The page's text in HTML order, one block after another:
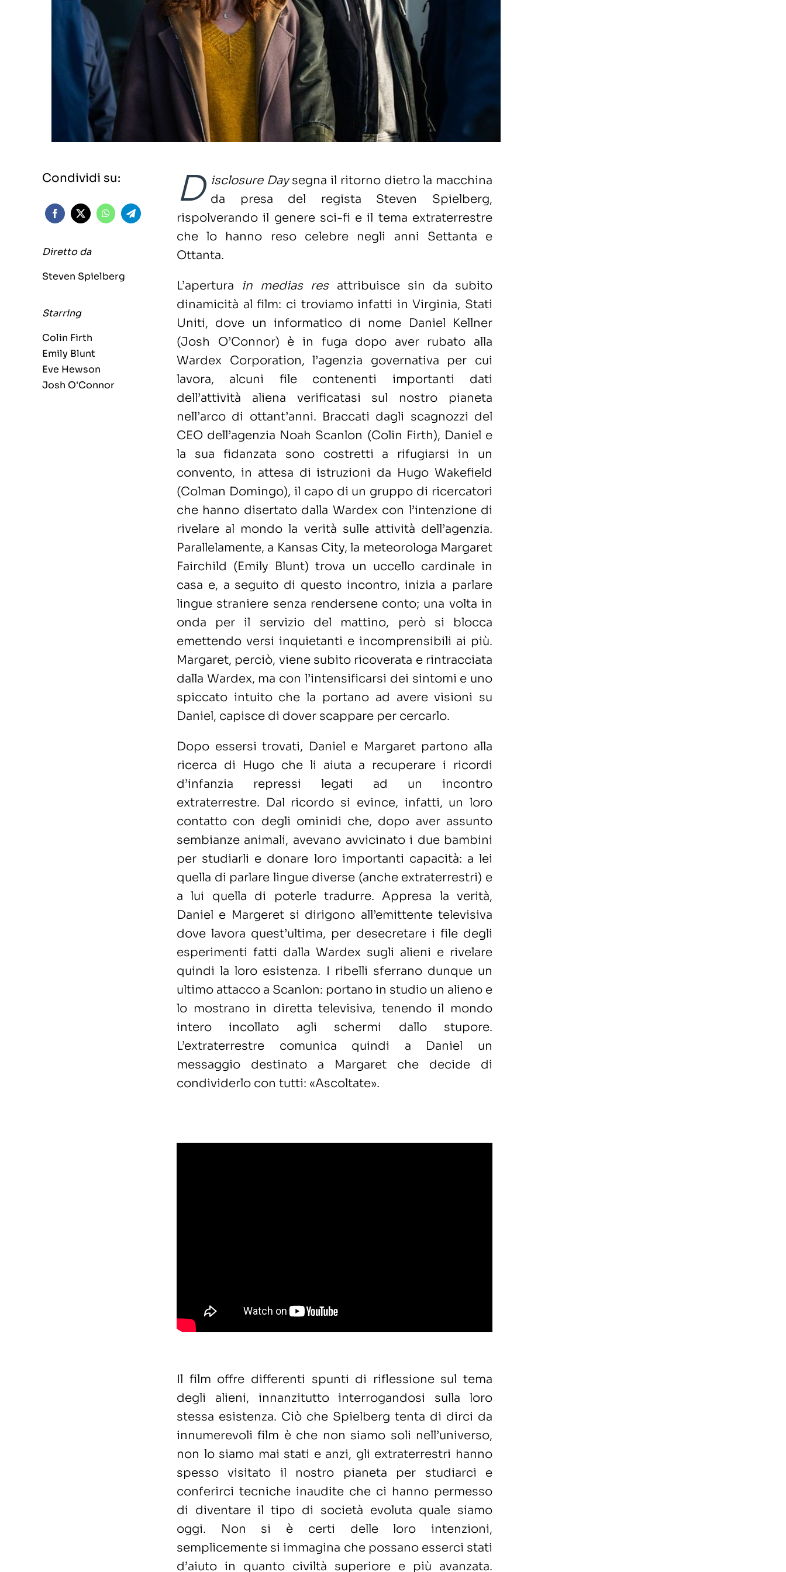
Condividi su:
Diretto da
Steven Spielberg
Starring
Colin Firth
Emily Blunt
Eve Hewson
Josh O'Connor
D isclosure Daysegna il ritorno dietro la macchina
da presa del regista Steven Spielberg,
rispolverando il genere sci-fi e il tema extraterrestre
che lo hanno reso celebre negli anni Settanta e
Ottanta.
L’apertura in medias resattribuisce sin da subito
dinamicità al film: ci troviamo infatti in Virginia, Stati
Uniti, dove un informatico di nome Daniel Kellner
(Josh O’Connor) è in fuga dopo aver rubato alla
Wardex Corporation, l’agenzia governativa per cui
lavora, alcuni file contenenti importanti dati
dell’attività aliena verificatasi sul nostro pianeta
nell’arco di ottant’anni. Braccati dagli scagnozzi del
CEO dell’agenzia Noah Scanlon (Colin Firth), Daniel e
la sua fidanzata sono costretti a rifugiarsi in un
convento, in attesa di istruzioni da Hugo Wakefield
(Colman Domingo), il capo di un gruppo di ricercatori
che hanno disertato dalla Wardex con l’intenzione di
rivelare al mondo la verità sulle attività dell’agenzia.
Parallelamente, a Kansas City, la meteorologa Margaret
Fairchild (Emily Blunt) trova un uccello cardinale in
casa e, a seguito di questo incontro, inizia a parlare
lingue straniere senza rendersene conto; una volta in
onda per il servizio del mattino, però si blocca
emettendo versi inquietanti e incomprensibili ai più.
Margaret, perciò, viene subito ricoverata e rintracciata
dalla Wardex, ma con l’intensificarsi dei sintomi e uno
spiccato intuito che la portano ad avere visioni su
Daniel, capisce di dover scappare per cercarlo.
Dopo essersi trovati, Daniel e Margaret partono alla
ricerca di Hugo che li aiuta a recuperare i ricordi
d’infanzia repressi legati ad un incontro
extraterrestre. Dal ricordo si evince, infatti, un loro
contatto con degli ominidi che, dopo aver assunto
sembianze animali, avevano avvicinato i due bambini
per studiarli e donare loro importanti capacità: a lei
quella di parlare lingue diverse (anche extraterrestri) e
a lui quella di poterle tradurre. Appresa la verità,
Daniel e Margeret si dirigono all’emittente televisiva
dove lavora quest’ultima, per desecretare i file degli
esperimenti fatti dalla Wardex sugli alieni e rivelare
quindi la loro esistenza. I ribelli sferrano dunque un
ultimo attacco a Scanlon: portano in studio un alieno e
lo mostrano in diretta televisiva, tenendo il mondo
intero incollato agli schermi dallo stupore.
L’extraterrestre comunica quindi a Daniel un
messaggio destinato a Margaret che decide di
condividerlo con tutti: «Ascoltate».
Il film offre differenti spunti di riflessione sul tema
degli alieni, innanzitutto interrogandosi sulla loro
stessa esistenza. Ciò che Spielberg tenta di dirci da
innumerevoli film è che non siamo soli nell’universo,
non lo siamo mai stati e anzi, gli extraterrestri hanno
spesso visitato il nostro pianeta per studiarci e
conferirci tecniche inaudite che ci hanno permesso
di diventare il tipo di società evoluta quale siamo
oggi. Non si è certi delle loro intenzioni,
semplicemente si immagina che possano esserci stati
d’aiuto in quanto civiltà superiore e più avanzata.